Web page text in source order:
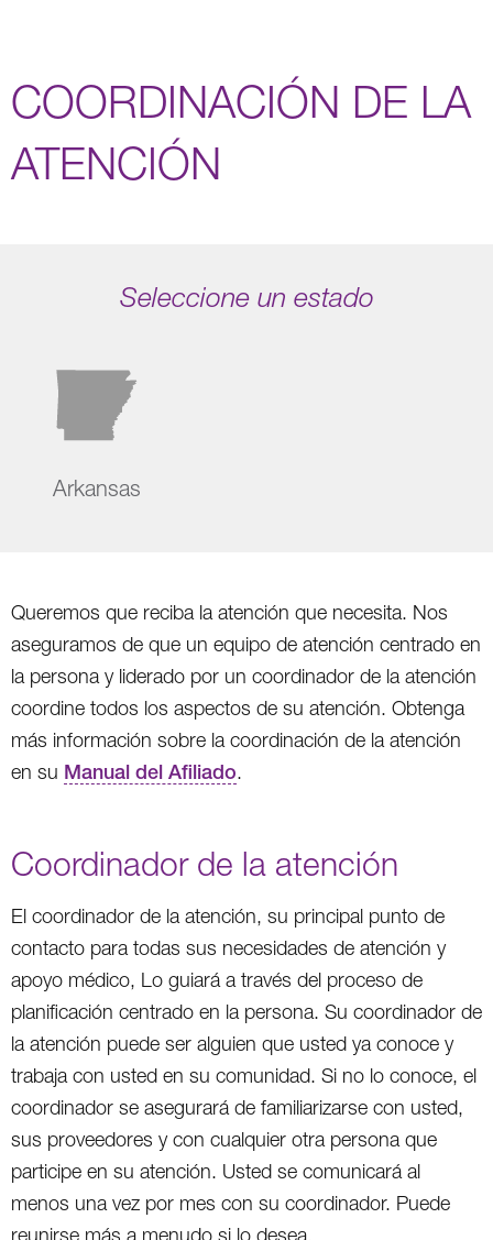
COORDINACIÓN DE LA
ATENCIÓN
Seleccione un estado
Arkansas
Queremos que reciba la atención que necesita. Nos
aseguramos de que un equipo de atención centrado en
la persona y liderado por un coordinador de la atención
coordine todos los aspectos de su atención. Obtenga
más información sobre la coordinación de la atención
en su Manual del Afiliado.
Coordinador de la atención
El coordinador de la atención, su principal punto de
contacto para todas sus necesidades de atención y
apoyo médico, Lo guiará a través del proceso de
planificación centrado en la persona. Su coordinador de
la atención puede ser alguien que usted ya conoce y
trabaja con usted en su comunidad. Si no lo conoce, el
coordinador se asegurará de familiarizarse con usted,
sus proveedores y con cualquier otra persona que
participe en su atención. Usted se comunicará al
menos una vez por mes con su coordinador. Puede
reunirse más a menudo si lo desea.